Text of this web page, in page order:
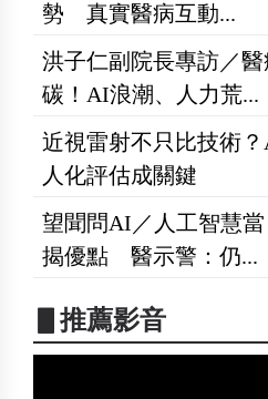
勢 真實醫病互動...
洪子仁副院長專訪／醫
碳！AI浪潮、人力荒...
近視雷射不只比技術
人化評估成關鍵
望聞問AI／人工智慧
揭優點 醫示警：仍...
▋推薦影音